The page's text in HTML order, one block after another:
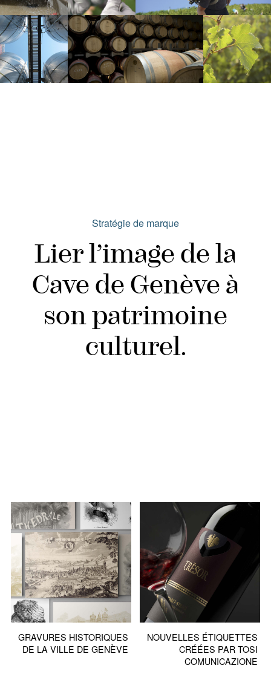
Stratégie de marque
Lier l’image de la
Cave de Genève à
son patrimoine
culturel.
GRAVURES HISTORIQUES
DE LA VILLE DE GENÈVE
NOUVELLES ÉTIQUETTES
CRÉÉES PAR TOSI
COMUNICAZIONE